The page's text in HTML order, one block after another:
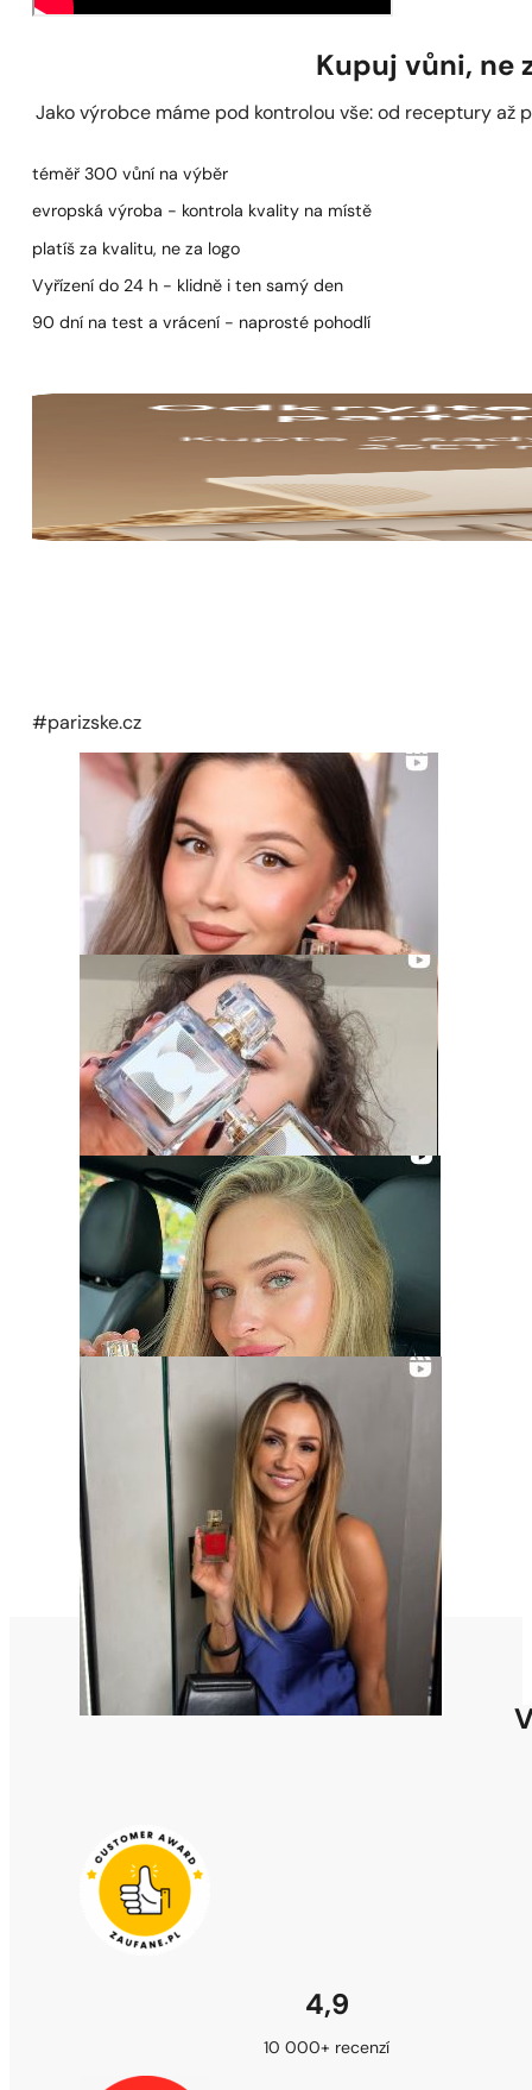
Kupuj vůni, ne
Jako výrobce máme pod kontrolou vše: od receptury až
téměř 300 vůní na výběr
evropská výroba - kontrola kvality na místě
platíš za kvalitu, ne za logo
Vyřízení do 24 h - klidně i ten samý den
90 dní na test a vrácení - naprosté pohodlí
#parizske.cz
4,9
10 000+ recenzí